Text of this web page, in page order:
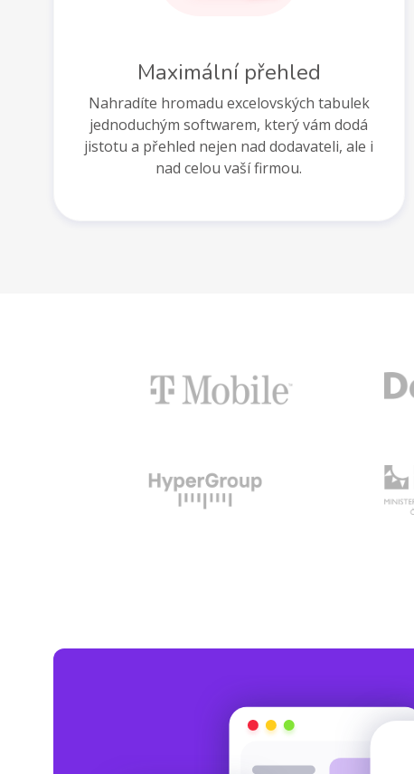
Maximální přehled
Nahradíte hromadu excelovských tabulek
jednoduchým softwarem, který vám dodá
jistotu a přehled nejen nad dodavateli, ale i
nad celou vaší firmou.